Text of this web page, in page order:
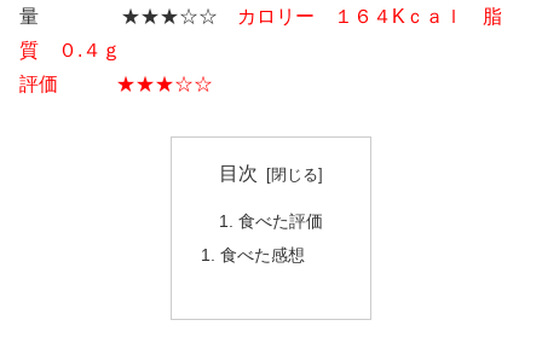
量 ★★★☆☆
カロリー １６４Kｃａｌ 脂
質 ０.４ｇ
評価 ★★★☆☆
目次
食べた評価
食べた感想